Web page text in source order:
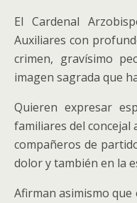
El Cardenal
Auxiliares con
crimen, gravísimo
imagen sagrada que
Quieren expresar
familiares del concejal
compañeros de
dolor y también en la
Afirman asimismo